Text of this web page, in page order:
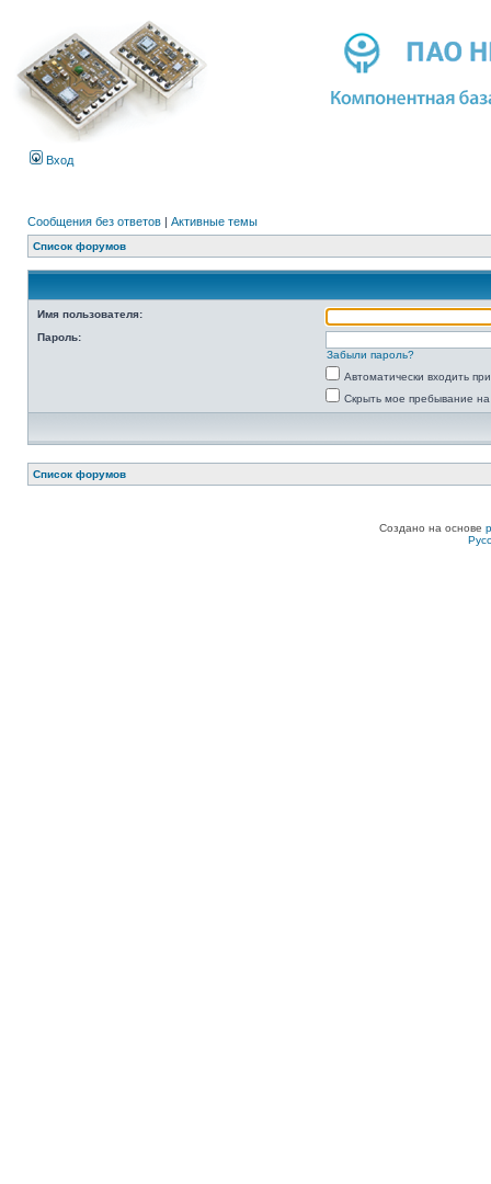
Вход
Сообщения без ответов | Активные темы
Список форумов
Имя пользователя:
Пароль:
Забыли пароль?
Автоматически входить
Скрыть мое пребывание
Список форумов
Создано на основе